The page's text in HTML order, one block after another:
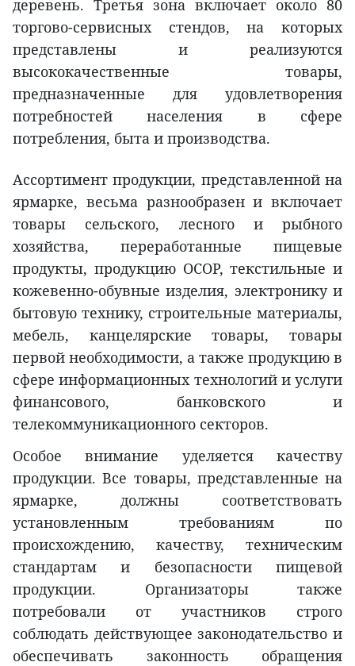
деревень. Третья зона включает около 80
торгово-сервисных стендов, на которых
представлены и реализуются
высококачественные товары,
предназначенные для удовлетворения
потребностей населения в сфере
потребления, быта и производства.
Ассортимент продукции, представленной на
ярмарке, весьма разнообразен и включает
товары сельского, лесного и рыбного
хозяйства, переработанные пищевые
продукты, продукцию OCOP, текстильные и
кожевенно-обувные изделия, электронику и
бытовую технику, строительные материалы,
мебель, канцелярские товары, товары
первой необходимости, а также продукцию в
сфере информационных технологий и услуги
финансового, банковского и
телекоммуникационного секторов.
Особое внимание уделяется качеству
продукции. Все товары, представленные на
ярмарке, должны соответствовать
установленным требованиям по
происхождению, качеству, техническим
стандартам и безопасности пищевой
продукции. Организаторы также
потребовали от участников строго
соблюдать действующее законодательство и
обеспечивать законность обращения